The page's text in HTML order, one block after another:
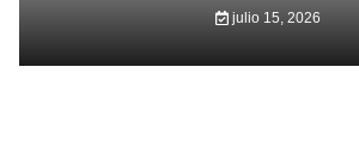
julio 15, 2026